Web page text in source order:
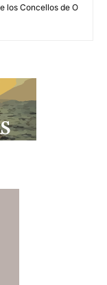
los Concellos de O